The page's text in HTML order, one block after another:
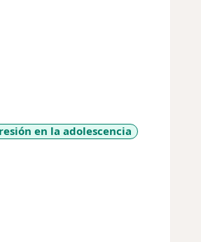
en la adolescencia